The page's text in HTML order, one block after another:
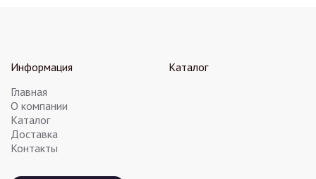
Информация
Главная
О компании
Каталог
Доставка
Контакты
Каталог